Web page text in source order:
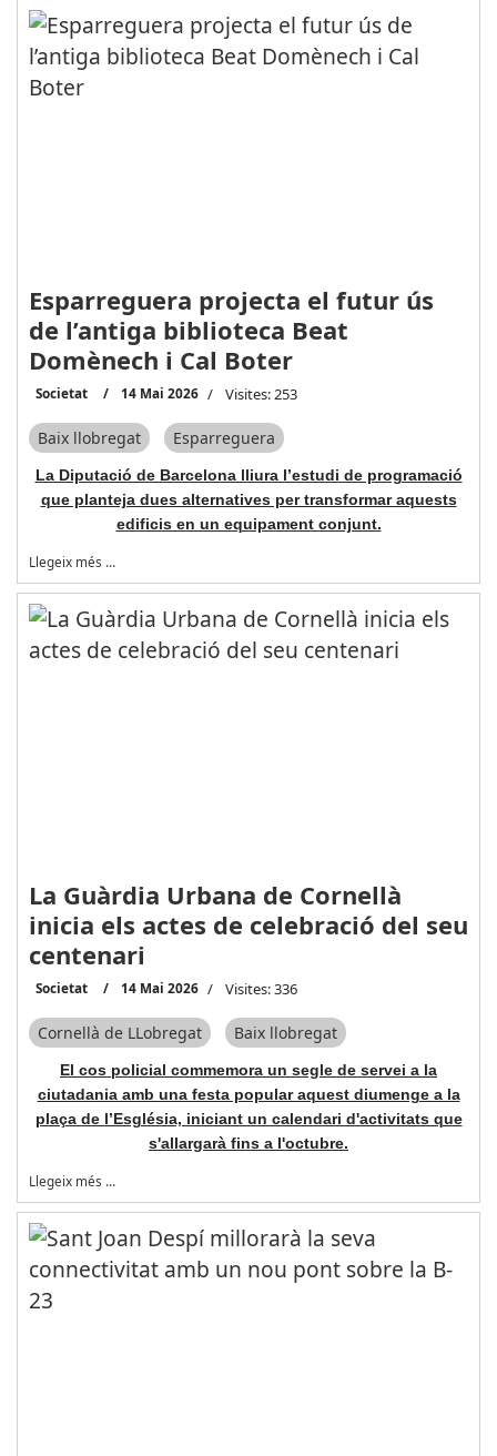
Esparreguera projecta el futur ús
de l’antiga biblioteca Beat
Domènech i Cal Boter
Societat 14 Mai 2026 Visites: 253
Baix llobregat Esparreguera
La Diputació de Barcelona lliura l’estudi de programació
que planteja dues alternatives per transformar aquests
edificis en un equipament conjunt.
Llegeix més …
La Guàrdia Urbana de Cornellà
inicia els actes de celebració del seu
centenari
Societat 14 Mai 2026 Visites: 336
Cornellà de LLobregat Baix llobregat
El cos policial commemora un segle de servei a la
ciutadania amb una festa popular aquest diumenge a la
plaça de l’Església, iniciant un calendari d'activitats que
s'allargarà fins a l'octubre.
Llegeix més …